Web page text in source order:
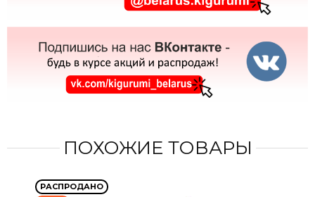
ПОХОЖИЕ ТОВАРЫ
РАСПРОДАНО